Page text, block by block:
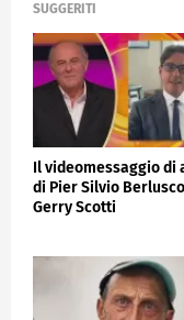
SUGGERITI
Il videomessaggio di
di Pier Silvio
Gerry Scotti